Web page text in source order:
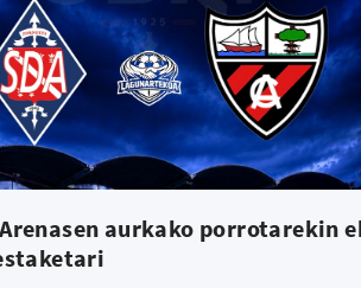
aurkako porrotarekin